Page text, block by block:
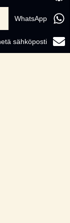
WhatsApp
sähköposti